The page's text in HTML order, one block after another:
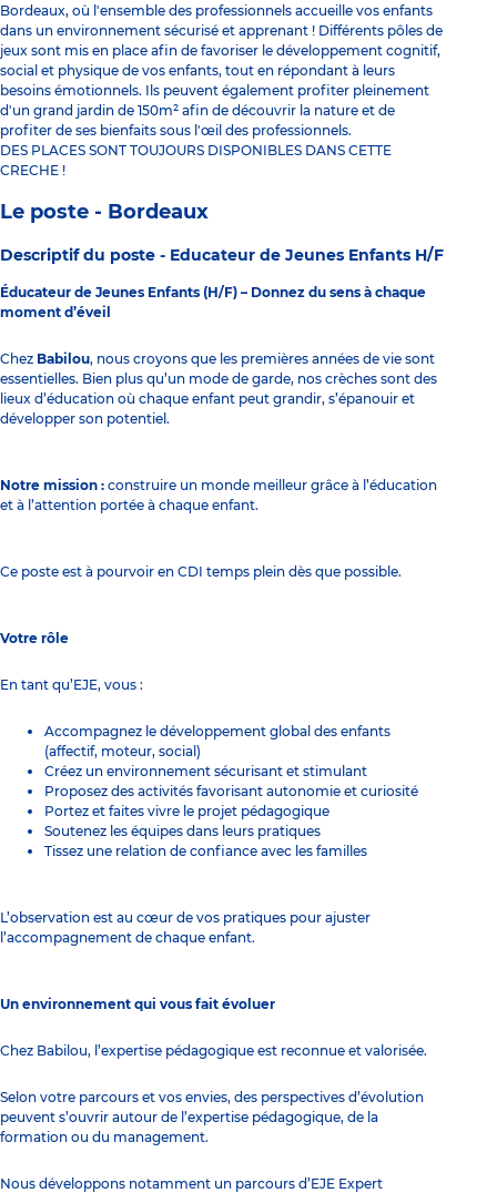
Bordeaux, où l'ensemble des professionnels accueille vos enfants
dans un environnement sécurisé et apprenant ! Différents pôles de
jeux sont mis en place afin de favoriser le développement cognitif,
social et physique de vos enfants, tout en répondant à leurs
besoins émotionnels. Ils peuvent également profiter pleinement
d'un grand jardin de 150m² afin de découvrir la nature et de
profiter de ses bienfaits sous l'œil des professionnels.
DES PLACES SONT TOUJOURS DISPONIBLES DANS CETTE
CRECHE !
Le poste - Bordeaux
Descriptif du poste - Educateur de Jeunes Enfants H/F
Éducateur de Jeunes Enfants (H/F) – Donnez du sens à chaque
moment d’éveil
Chez Babilou, nous croyons que les premières années de vie sont
essentielles. Bien plus qu’un mode de garde, nos crèches sont des
lieux d’éducation où chaque enfant peut grandir, s’épanouir et
développer son potentiel.
Notre mission : construire un monde meilleur grâce à l’éducation
et à l’attention portée à chaque enfant.
Ce poste est à pourvoir en CDI temps plein dès que possible.
Votre rôle
En tant qu’EJE, vous :
Accompagnez le développement global des enfants
(affectif, moteur, social)
Créez un environnement sécurisant et stimulant
Proposez des activités favorisant autonomie et curiosité
Portez et faites vivre le projet pédagogique
Soutenez les équipes dans leurs pratiques
Tissez une relation de confiance avec les familles
L’observation est au cœur de vos pratiques pour ajuster
l’accompagnement de chaque enfant.
Un environnement qui vous fait évoluer
Chez Babilou, l’expertise pédagogique est reconnue et valorisée.
Selon votre parcours et vos envies, des perspectives d’évolution
peuvent s’ouvrir autour de l’expertise pédagogique, de la
formation ou du management.
Nous développons notamment un parcours d’EJE Expert